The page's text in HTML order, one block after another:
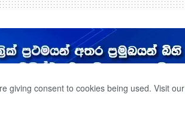
giving consent to cookies being used. Visit our